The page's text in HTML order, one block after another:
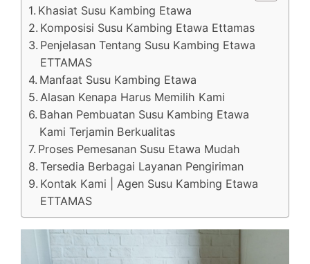
Khasiat Susu Kambing Etawa
Komposisi Susu Kambing Etawa Ettamas
Penjelasan Tentang Susu Kambing Etawa
ETTAMAS
Manfaat Susu Kambing Etawa
Alasan Kenapa Harus Memilih Kami
Bahan Pembuatan Susu Kambing Etawa
Kami Terjamin Berkualitas
Proses Pemesanan Susu Etawa Mudah
Tersedia Berbagai Layanan Pengiriman
Kontak Kami | Agen Susu Kambing Etawa
ETTAMAS